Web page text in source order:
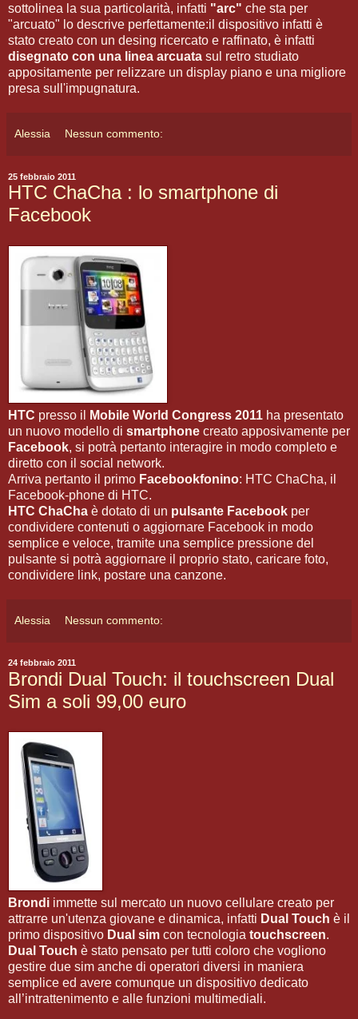
sottolinea la sua particolarità, infatti "arc" che sta per
"arcuato" lo descrive perfettamente:il dispositivo infatti è
stato creato con un desing ricercato e raffinato, è infatti
disegnato con una linea arcuata sul retro studiato
appositamente per relizzare un display piano e una migliore
presa sull'impugnatura.
Alessia Nessun commento:
25 febbraio 2011
HTC ChaCha : lo smartphone di
Facebook
HTC presso il Mobile World Congress 2011 ha presentato
un nuovo modello di smartphone creato apposivamente per
Facebook, si potrà pertanto interagire in modo completo e
diretto con il social network.
Arriva pertanto il primo Facebookfonino: HTC ChaCha, il
Facebook-phone di HTC.
HTC ChaCha è dotato di un pulsante Facebook per
condividere contenuti o aggiornare Facebook in modo
semplice e veloce, tramite una semplice pressione del
pulsante si potrà aggiornare il proprio stato, caricare foto,
condividere link, postare una canzone.
Alessia Nessun commento:
24 febbraio 2011
Brondi Dual Touch: il touchscreen Dual
Sim a soli 99,00 euro
Brondi immette sul mercato un nuovo cellulare creato per
attrarre un'utenza giovane e dinamica, infatti Dual Touch è il
primo dispositivo Dual sim con tecnologia touchscreen.
Dual Touch è stato pensato per tutti coloro che vogliono
gestire due sim anche di operatori diversi in maniera
semplice ed avere comunque un dispositivo dedicato
all’intrattenimento e alle funzioni multimediali.